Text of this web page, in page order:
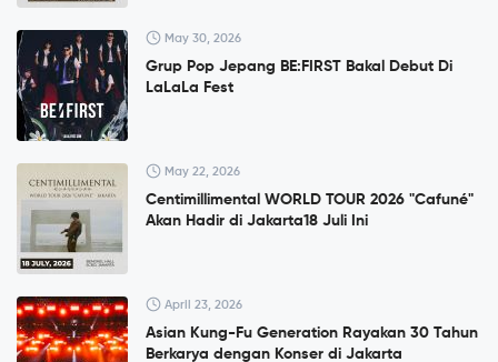
May 30, 2026
Grup Pop Jepang BE:FIRST Bakal Debut Di
LaLaLa Fest
May 22, 2026
Centimillimental WORLD TOUR 2026 "Cafuné"
Akan Hadir di Jakarta18 Juli Ini
April 23, 2026
Asian Kung-Fu Generation Rayakan 30 Tahun
Berkarya dengan Konser di Jakarta